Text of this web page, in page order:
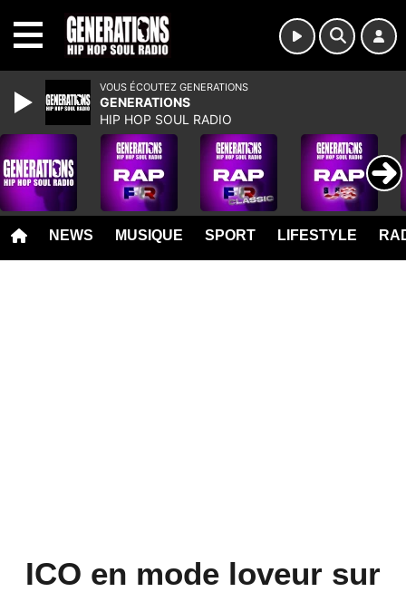
NEWS MUSIQUE SPORT LIFESTYLE
ICO en mode loveur sur
VOUS ÉCOUTEZ GENERATIONS
GENERATIONS
HIP HOP SOUL RADIO